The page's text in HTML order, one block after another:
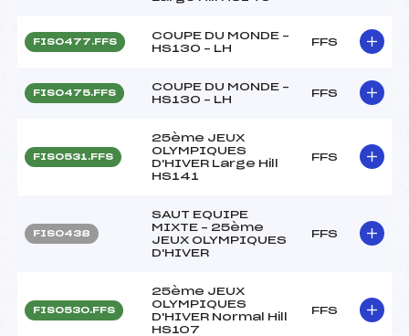
FIS0477.FFS
COUPE DU MONDE –
HS130 – LH
FFS
FIS0475.FFS
COUPE DU MONDE –
HS130 – LH
FFS
FIS0531.FFS
25ème JEUX
OLYMPIQUES
D'HIVER Large Hill
HS141
FFS
FIS0438
SAUT EQUIPE
MIXTE – 25ème
JEUX OLYMPIQUES
D'HIVER
FFS
FIS0530.FFS
25ème JEUX
OLYMPIQUES
D'HIVER Normal Hill
HS107
FFS